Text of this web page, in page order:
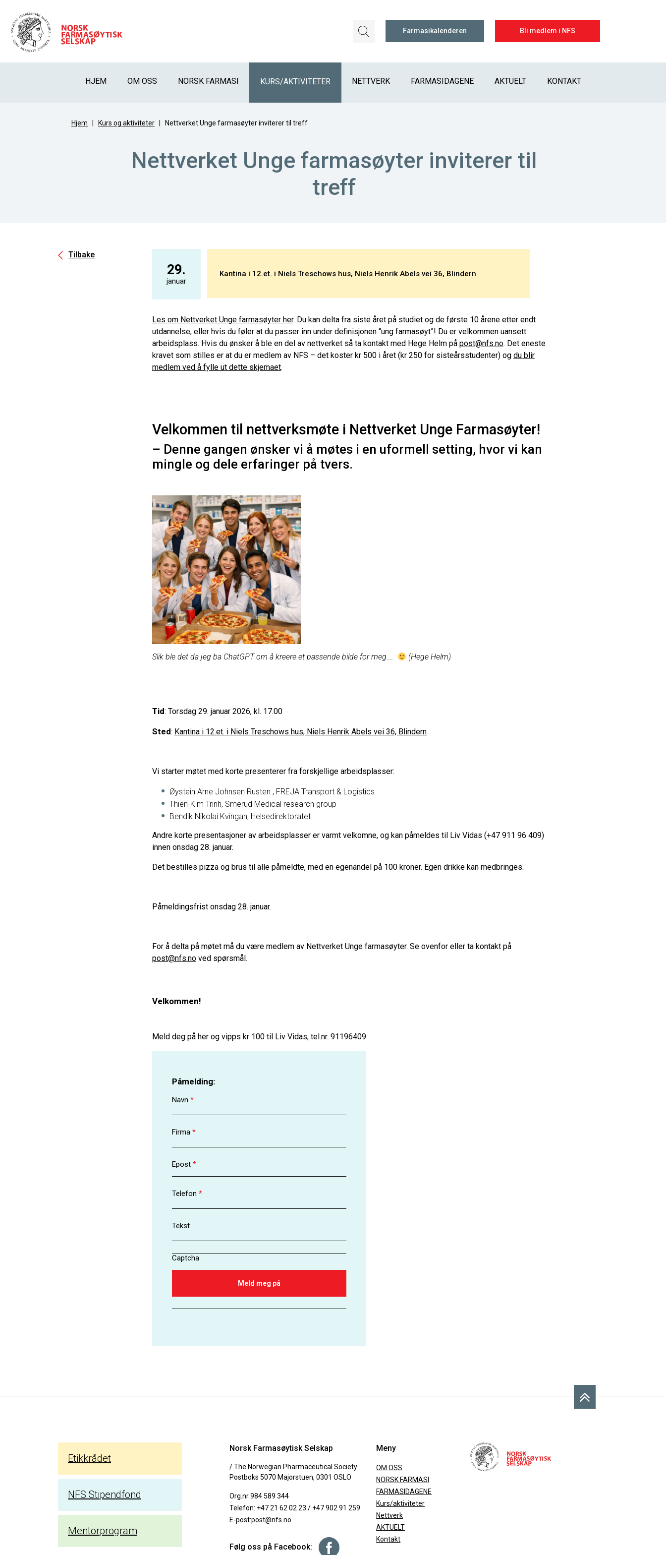
Bli medlem i NFS
Farmasikalenderen
HJEM OM OSS NORSK FARMASI KURS/AKTIVITETER NETTVERK FARMASIDAGENE AKTUELT KONTAKT
Hjem Kurs og aktiviteter Nettverket Unge farmasøyter inviterer til treff
Nettverket Unge farmasøyter inviterer til
treff
Tilbake
29.
januar
Kantina i 12.et. i Niels Treschows hus, Niels Henrik Abels vei 36, Blindern
Les om Nettverket Unge farmasøyter her. Du kan delta fra siste året på studiet og de første 10 årene etter endt
utdannelse, eller hvis du føler at du passer inn under definisjonen “ung farmasøyt”! Du er velkommen uansett
arbeidsplass. Hvis du ønsker å ble en del av nettverket så ta kontakt med Hege Helm på post@nfs.no. Det eneste
kravet som stilles er at du er medlem av NFS – det koster kr 500 i året (kr 250 for sisteårsstudenter) og du blir
medlem ved å fylle ut dette skjemaet.
Velkommen til nettverksmøte i Nettverket Unge Farmasøyter!
– Denne gangen ønsker vi å møtes i en uformell setting, hvor vi kan
mingle og dele erfaringer på tvers.
Slik ble det da jeg ba ChatGPT om å kreere et passende bilde for meg…. (Hege Helm)
Tid: Torsdag 29. januar 2026, kl. 17.00
Sted: Kantina i 12.et. i Niels Treschows hus, Niels Henrik Abels vei 36, Blindern
Vi starter møtet med korte presenterer fra forskjellige arbeidsplasser:
Øystein Arne Johnsen Rusten , FREJA Transport & Logistics
Thien-Kim Trinh, Smerud Medical research group
Bendik Nikolai Kvingan, Helsedirektoratet
Andre korte presentasjoner av arbeidsplasser er varmt velkomne, og kan påmeldes til Liv Vidas (+47 911 96 409)
innen onsdag 28. januar.
Det bestilles pizza og brus til alle påmeldte, med en egenandel på 100 kroner. Egen drikke kan medbringes.
Påmeldingsfrist onsdag 28. januar.
For å delta på møtet må du være medlem av Nettverket Unge farmasøyter. Se ovenfor eller ta kontakt på
post@nfs.no ved spørsmål.
Velkommen!
Meld deg på her og vipps kr 100 til Liv Vidas, tel.nr. 91196409:
Påmelding:
Navn *
Firma *
Epost *
Telefon *
Tekst
Captcha
Etikkrådet
NFS Stipendfond
Mentorprogram
Norsk Farmasøytisk Selskap
/ The Norwegian Pharmaceutical Society
Postboks 5070 Majorstuen, 0301 OSLO
Org.nr 984 589 344
Telefon: +47 21 62 02 23 / +47 902 91 259
E-post:post@nfs.no
Følg oss på Facebook:
Meny
OM OSS
NORSK FARMASI
FARMASIDAGENE
Kurs/aktiviteter
Nettverk
AKTUELT
Kontakt